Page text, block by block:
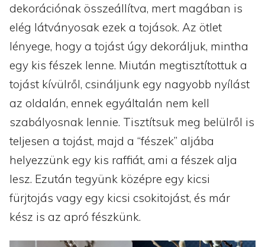
dekorációnak összeállítva, mert magában is
elég látványosak ezek a tojások. Az ötlet
lényege, hogy a tojást úgy dekoráljuk, mintha
egy kis fészek lenne. Miután megtisztítottuk a
tojást kívülről, csináljunk egy nagyobb nyílást
az oldalán, ennek egyáltalán nem kell
szabályosnak lennie. Tisztítsuk meg belülről is
teljesen a tojást, majd a “fészek” aljába
helyezzünk egy kis raffiát, ami a fészek alja
lesz. Ezután tegyünk középre egy kicsi
fürjtojás vagy egy kicsi csokitojást, és már
kész is az apró fészkünk.